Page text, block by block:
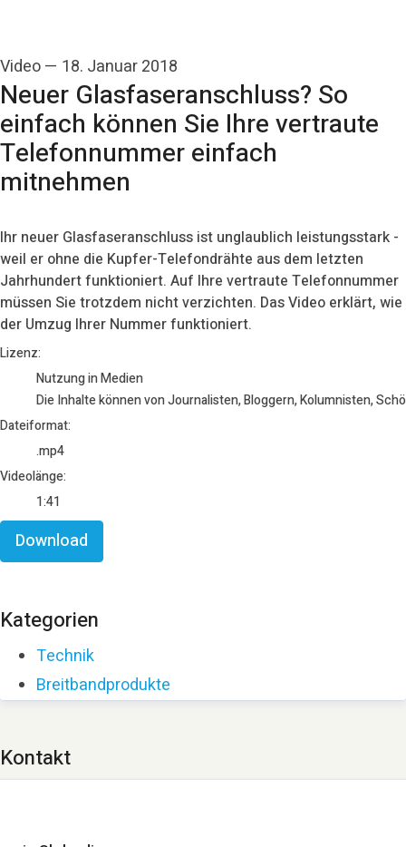
Video— 18. Januar 2018
Neuer Glasfaseranschluss? So
einfach können Sie Ihre vertraute
Telefonnummer einfach
mitnehmen
Ihr neuer Glasfaseranschluss ist unglaublich leistungsstark -
weil er ohne die Kupfer-Telefondrähte aus dem letzten
Jahrhundert funktioniert. Auf Ihre vertraute Telefonnummer
müssen Sie trotzdem nicht verzichten. Das Video erklärt, wie
der Umzug Ihrer Nummer funktioniert.
go to media item
Lizenz:
Nutzung in Medien
Die Inhalte können von Journalisten, Bloggern, Kolumnisten,
Dateiformat:
.mp4
Videolänge:
1:41
Download
Kategorien
Technik
Breitbandprodukte
Kontakt